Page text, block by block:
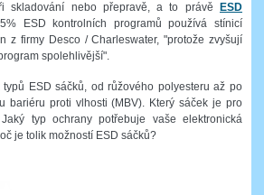
skladování nebo přepravě, a to právě
ESD
ESD kontrolních programů používá stínicí
z firmy Desco / Charleswater, "protože zvyšují
spolehlivější".
ESD sáčků, od růžového polyesteru až po
bariéru proti vlhosti (MBV). Který sáček je pro
typ ochrany potřebuje vaše elektronická
je tolik možností ESD sáčků?